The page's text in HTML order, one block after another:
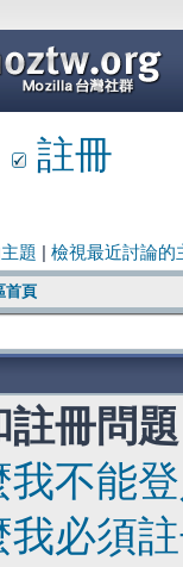
註冊
題 檢視最近討論的
首頁
註冊問題
不能登
必須註